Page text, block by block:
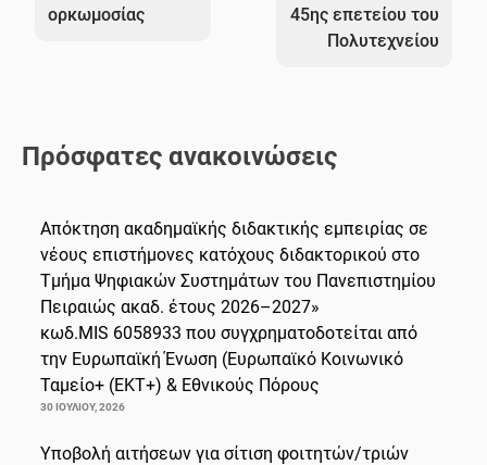
ορκωμοσίας
45ης επετείου του
Πολυτεχνείου
Πρόσφατες ανακοινώσεις
Απόκτηση ακαδημαϊκής διδακτικής εμπειρίας σε
νέους επιστήμονες κατόχους διδακτορικού στο
Τμήμα Ψηφιακών Συστημάτων του Πανεπιστημίου
Πειραιώς ακαδ. έτους 2026–2027»
κωδ.MIS 6058933 που συγχρηματοδοτείται από
την Ευρωπαϊκή Ένωση (Ευρωπαϊκό Κοινωνικό
Ταμείο+ (ΕΚΤ+) & Εθνικούς Πόρους
30 ΙΟΥΛΊΟΥ, 2026
Υποβολή αιτήσεων για σίτιση φοιτητών/τριών